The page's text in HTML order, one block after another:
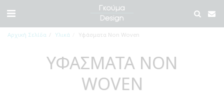
Αρχική Σελίδα Υλικά Υφάσματα Non Woven
ΥΦΆΣΜΑΤΑ NON
WOVEN